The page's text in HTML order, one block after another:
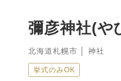
彌彦神社(や
北海道札幌市 │ 神社
挙式のみOK